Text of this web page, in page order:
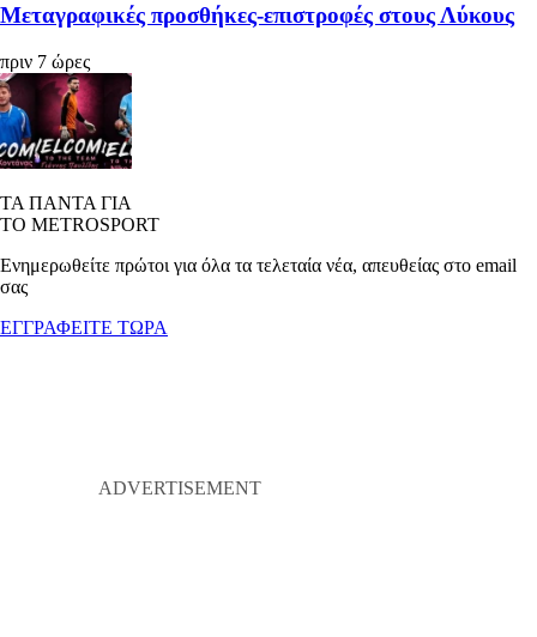
Μεταγραφικές προσθήκες-επιστροφές στους Λύκους
πριν 7 ώρες
ΤΑ ΠΑΝΤΑ ΓΙΑ
ΤΟ METROSPORT
Ενημερωθείτε πρώτοι για όλα τα τελεταία νέα, απευθείας στο email
σας
ΕΓΓΡΑΦΕΙΤΕ ΤΩΡΑ